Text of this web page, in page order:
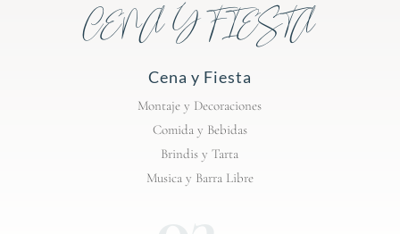
CENA Y FIESTA
Cena y Fiesta
Montaje y Decoraciones
Comida y Bebidas
Brindis y Tarta
Musica y Barra Libre